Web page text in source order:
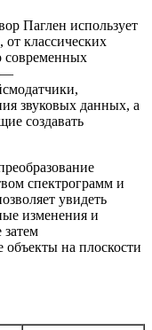
Паглен использует
классических
современных
—
звуковых данных, а
создавать
спектрограмм и
увидеть
изменения и
объекты на плоскости